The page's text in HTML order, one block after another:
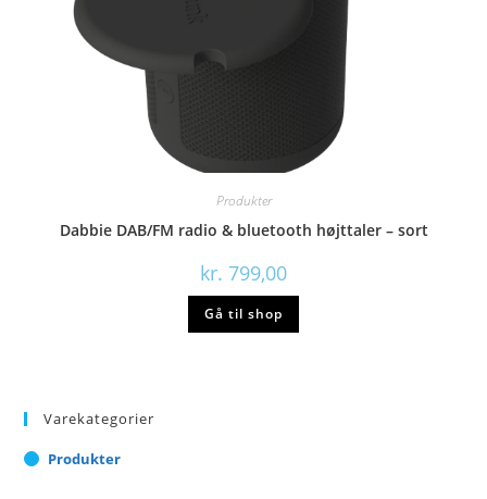
Produkter
Dabbie DAB/FM radio & bluetooth højttaler – sort
kr. 799,00
Gå til shop
Varekategorier
Produkter